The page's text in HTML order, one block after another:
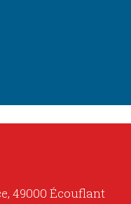
49000 Écouflant